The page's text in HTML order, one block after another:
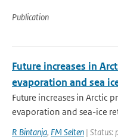
Publication
Future increases in
evaporation and sea
Future increases in Arctic
evaporation and sea-ice
R Bintanja, FM Selten | Status: